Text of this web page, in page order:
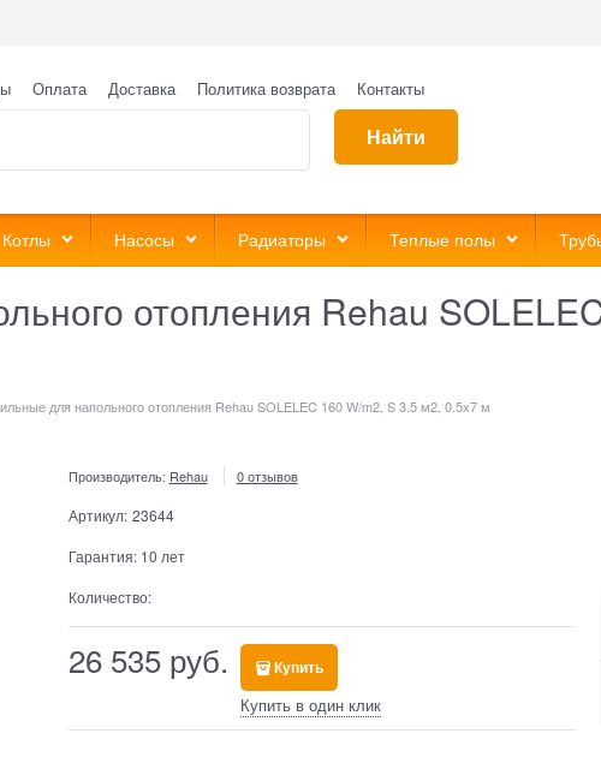
Оплата Доставка Политика возврата Контакты
Найти
Котлы Насосы Радиаторы Теплые полы
отопления Rehau
для напольного отопления Rehau SOLELEC 160 W/m2, S 3.5 м2, 0.5х7 м
Производитель: Rehau 0 отзывов
Артикул: 23644
Гарантия: 10 лет
Количество:
26 535 руб. Купить
Купить в один клик